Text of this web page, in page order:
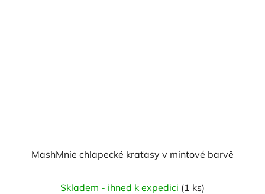
MashMnie chlapecké kraťasy v mintové barvě
Skladem - ihned k expedici (1 ks)